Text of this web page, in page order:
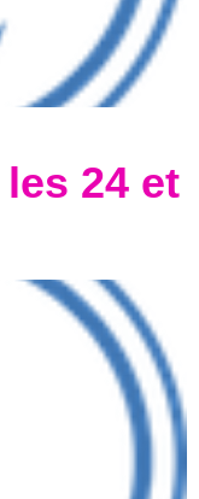
24 et